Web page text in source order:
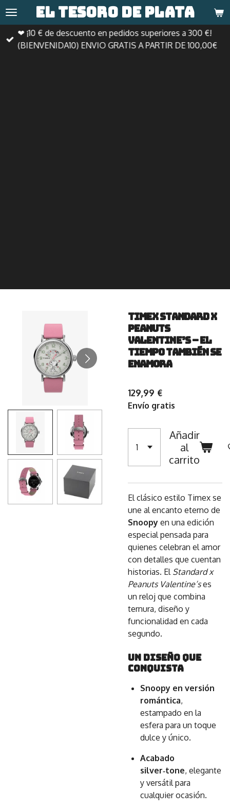
Ir
al
contenido
principal
El tesoro de plata
❤ ¡10 € de descuento en pedidos superiores a 300 €!
(BIENVENIDA10) ENVIO GRATIS A PARTIR DE 100,00€
Timex Standard x
Peanuts
Valentine’s – El
tiempo también se
enamora
129,99 €
Envío gratis
Añadir
al
carrito
El clásico estilo Timex se
une al encanto eterno de
Snoopy en una edición
especial pensada para
quienes celebran el amor
con detalles que cuentan
historias. El Standard x
Peanuts Valentine’ses
un reloj que combina
ternura, diseño y
funcionalidad en cada
segundo.
Un diseño que
conquista
Snoopy en versión
romántica,
estampado en la
esfera para un toque
dulce y único.
Acabado
silver‑tone, elegante
y versátil para
cualquier ocasión.